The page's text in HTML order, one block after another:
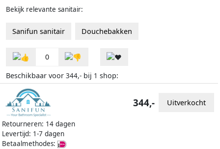
Bekijk relevante sanitair:
Sanifun sanitair Douchebakken
0
Beschikbaar voor 344,- bij 1 shop:
Retourneren: 14 dagen
Levertijd: 1-7 dagen
Betaalmethodes:
344,- Uitverkocht